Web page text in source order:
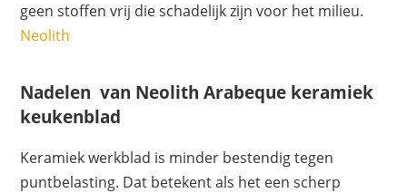
geen stoffen vrij die schadelijk zijn voor het milieu.
Neolith
Nadelen van Neolith Arabeque keramiek
keukenblad
Keramiek werkblad is minder bestendig tegen
puntbelasting. Dat betekent als het een scherp